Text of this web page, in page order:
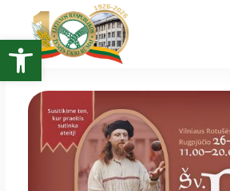
Open toolbar
turinio